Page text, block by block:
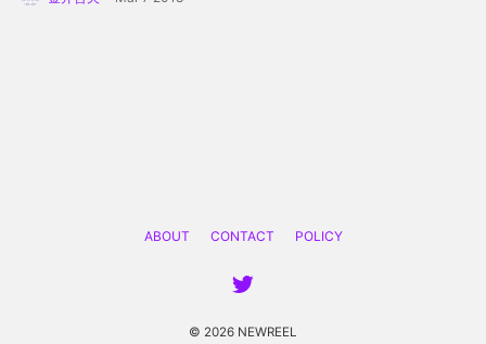
ABOUT CONTACT POLICY
© 2026 NEWREEL